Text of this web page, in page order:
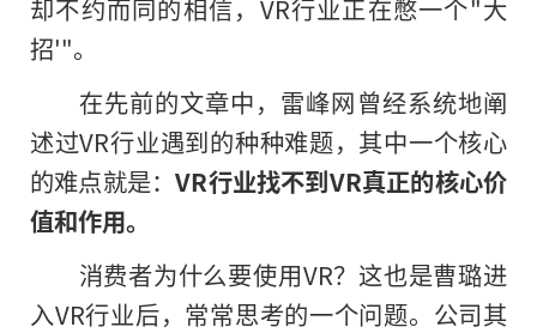
却不约而同的相信，VR行业正在憋一个"大
招'"。
在先前的文章中，雷峰网曾经系统地阐
述过VR行业遇到的种种难题，其中一个核心
的难点就是：VR行业找不到VR真正的核心价
值和作用。
消费者为什么要使用VR？这也是曹璐进
入VR行业后，常常思考的一个问题。公司其